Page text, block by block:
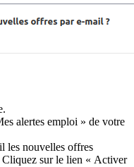
alertes emploi » de votre
les nouvelles offres
Cliquez sur le lien « Activer